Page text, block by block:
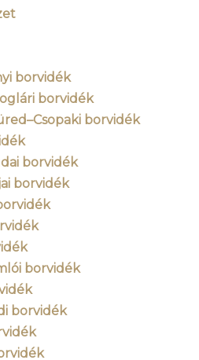
borvidék
borvidék
borvidék
borvidék
borvidék
borvidék
borvidék